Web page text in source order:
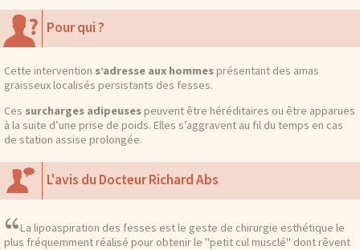
Pour qui ?
Cette intervention s’adresse aux hommesprésentant des amas
graisseux localisés persistants des fesses.
Ces surcharges adipeusespeuvent être héréditaires ou être apparues
à la suite d’une prise de poids. Elles s’aggravent au fil du temps en cas
de station assise prolongée.
L'avis du Docteur Richard Abs
La lipoaspiration des fesses est le geste de chirurgie esthétique le
plus fréquemment réalisé pour obtenir le "petit cul musclé" dont rêvent